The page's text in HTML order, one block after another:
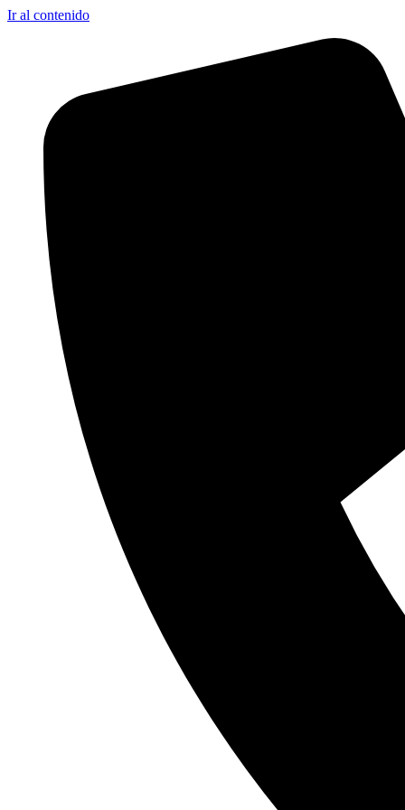
Ir al contenido